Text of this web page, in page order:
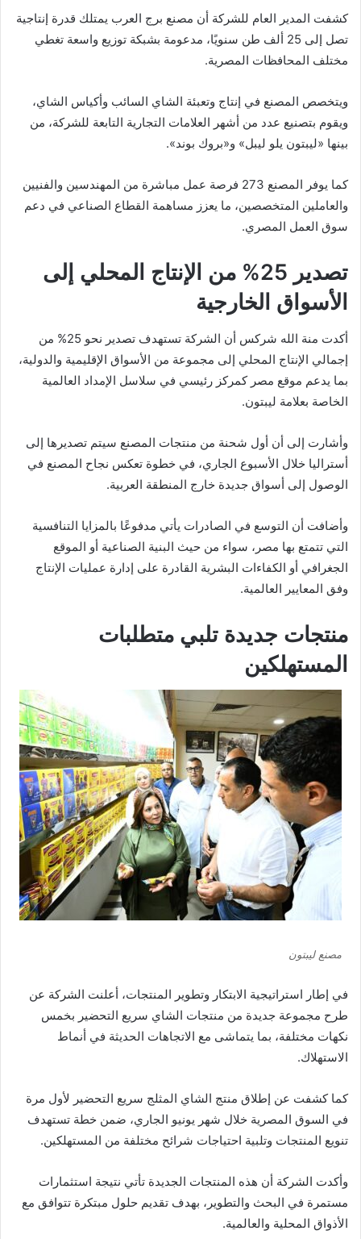
كشفت المدير العام للشركة أن مصنع برج العرب يمتلك قدرة إنتاجية
تصل إلى 25 ألف طن سنويًا، مدعومة بشبكة توزيع واسعة تغطي
مختلف المحافظات المصرية.
ويتخصص المصنع في إنتاج وتعبئة الشاي السائب وأكياس الشاي،
ويقوم بتصنيع عدد من أشهر العلامات التجارية التابعة للشركة، من
بينها «ليبتون يلو ليبل» و«بروك بوند».
كما يوفر المصنع 273 فرصة عمل مباشرة من المهندسين والفنيين
والعاملين المتخصصين، ما يعزز مساهمة القطاع الصناعي في دعم
سوق العمل المصري.
تصدير 25% من الإنتاج المحلي إلى
الأسواق الخارجية
أكدت منة الله شركس أن الشركة تستهدف تصدير نحو 25% من
إجمالي الإنتاج المحلي إلى مجموعة من الأسواق الإقليمية والدولية،
بما يدعم موقع مصر كمركز رئيسي في سلاسل الإمداد العالمية
الخاصة بعلامة ليبتون.
وأشارت إلى أن أول شحنة من منتجات المصنع سيتم تصديرها إلى
أستراليا خلال الأسبوع الجاري، في خطوة تعكس نجاح المصنع في
الوصول إلى أسواق جديدة خارج المنطقة العربية.
وأضافت أن التوسع في الصادرات يأتي مدفوعًا بالمزايا التنافسية
التي تتمتع بها مصر، سواء من حيث البنية الصناعية أو الموقع
الجغرافي أو الكفاءات البشرية القادرة على إدارة عمليات الإنتاج
وفق المعايير العالمية.
منتجات جديدة تلبي متطلبات
المستهلكين
مصنع ليبتون
في إطار استراتيجية الابتكار وتطوير المنتجات، أعلنت الشركة عن
طرح مجموعة جديدة من منتجات الشاي سريع التحضير بخمس
نكهات مختلفة، بما يتماشى مع الاتجاهات الحديثة في أنماط
الاستهلاك.
كما كشفت عن إطلاق منتج الشاي المثلج سريع التحضير لأول مرة
في السوق المصرية خلال شهر يونيو الجاري، ضمن خطة تستهدف
تنويع المنتجات وتلبية احتياجات شرائح مختلفة من المستهلكين.
وأكدت الشركة أن هذه المنتجات الجديدة تأتي نتيجة استثمارات
مستمرة في البحث والتطوير، بهدف تقديم حلول مبتكرة تتوافق مع
الأذواق المحلية والعالمية.